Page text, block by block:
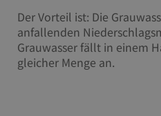
Der Vorteil ist: Die
anfallenden
Grauwasser fällt in einem
gleicher Menge an.